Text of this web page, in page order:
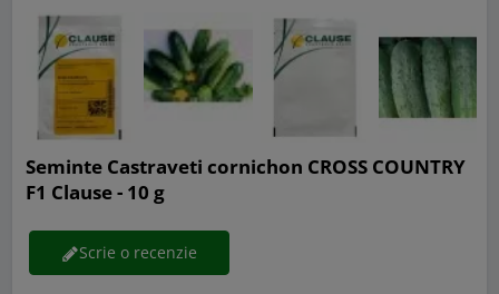
Seminte Castraveti cornichon CROSS COUNTRY
F1 Clause - 10 g
Scrie o recenzie